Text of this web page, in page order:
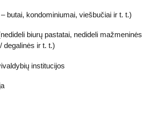
butai, kondominiumai, viešbučiai ir t. t.)
biurų pastatai, nedideli mažmeninės
degalinės ir t. t.)
institucijos